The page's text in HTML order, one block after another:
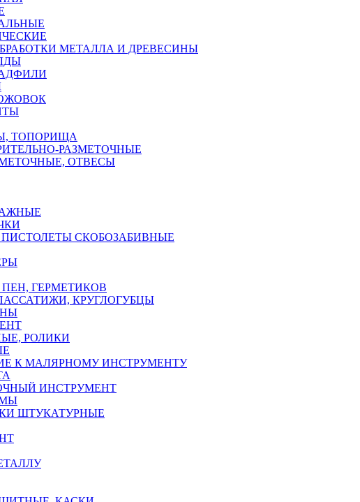
МЕТАЛЛА И ДРЕВЕСИНЫ
ТОПОРИЩА
РАЗМЕТОЧНЫЕ
ОТВЕСЫ
СКОБОЗАБИВНЫЕ
ГЕРМЕТИКОВ
КРУГЛОГУБЦЫ
РОЛИКИ
К МАЛЯРНОМУ ИНСТРУМЕНТУ
ИНСТРУМЕНТ
ШТУКАТУРНЫЕ